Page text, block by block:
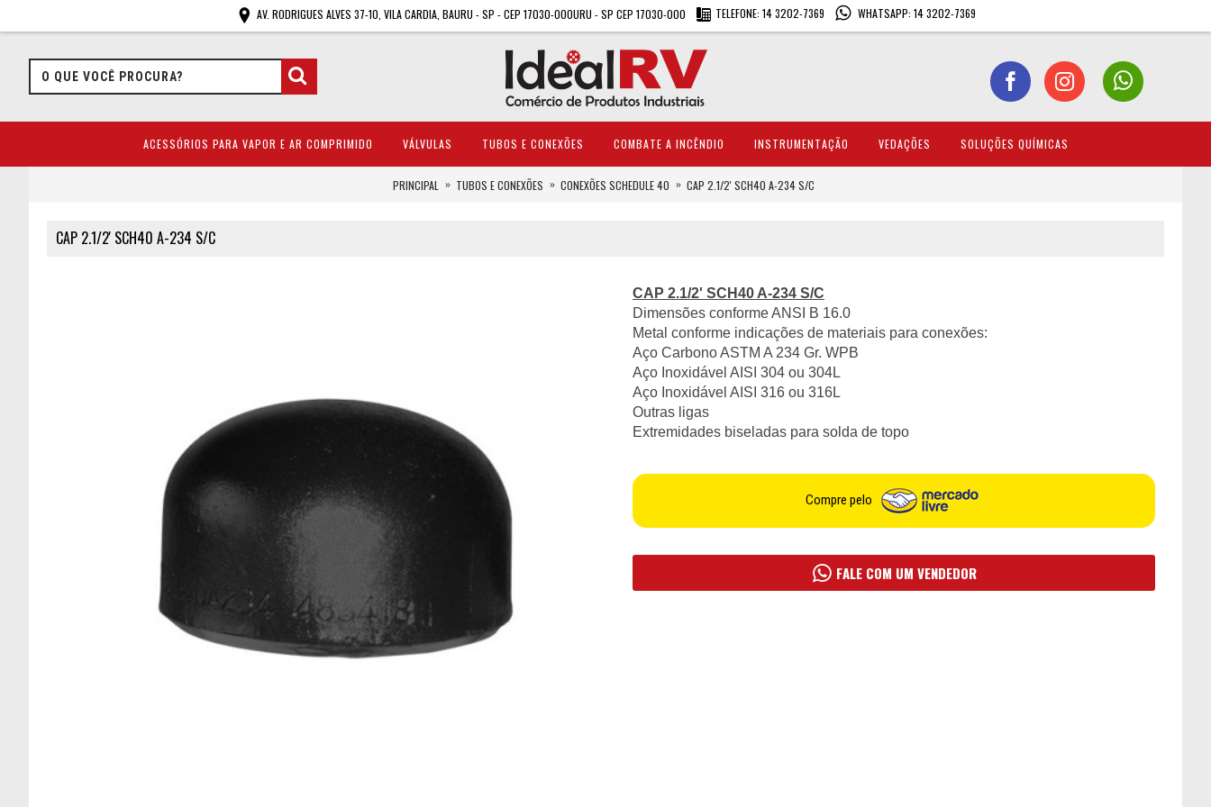
AV. RODRIGUES ALVES 37-10, VILA CARDIA, BAURU - SP - CEP 17030-000URU - SP CEP 17030-000 TELEFONE: 14 3202-7369 WHATSAPP: 14 3202-7369
ACESSÓRIOS PARA VAPOR E AR COMPRIMIDO VÁLVULAS TUBOS E CONEXÕES COMBATE A INCÊNDIO INSTRUMENTAÇÃO VEDAÇÕES SOLUÇÕES QUÍMICAS
PRINCIPAL TUBOS E CONEXÕES CONEXÕES SCHEDULE 40 CAP 2.1/2' SCH40 A-234 S/C
CAP 2.1/2' SCH40 A-234 S/C
CAP 2.1/2' SCH40 A-234 S/C
Dimensões conforme ANSI B 16.0
Metal conforme indicações de materiais para conexões:
Aço Carbono ASTM A 234 Gr. WPB
Aço Inoxidável AISI 304 ou 304L
Aço Inoxidável AISI 316 ou 316L
Outras ligas
Extremidades biseladas para solda de topo
Compre pelo
FALE COM UM VENDEDOR